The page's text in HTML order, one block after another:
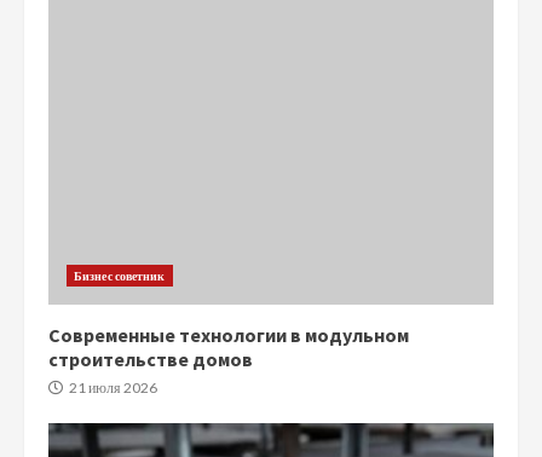
Бизнес советник
Современные технологии в модульном
строительстве домов
21 июля 2026